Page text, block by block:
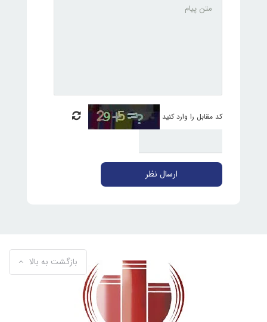
کد مقابل را وارد کنید
ارسال نظر
بازگشت به بالا